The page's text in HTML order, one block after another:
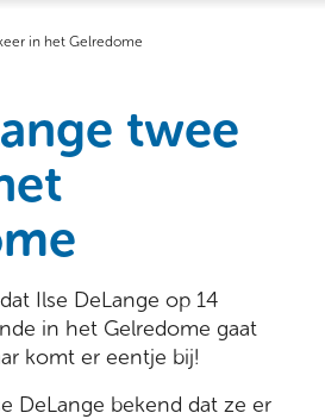
in het Gelredome
twee
Ilse DeLange op 14
in het Gelredome gaat
komt er eentje bij!
DeLange bekend dat ze er